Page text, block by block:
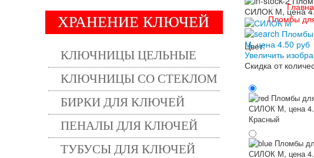
ХРАНЕНИЕ КЛЮЧЕЙ
КЛЮЧНИЦЫ ЦЕЛЬНЫЕ
КЛЮЧНИЦЫ СО СТЕКЛОМ
БИРКИ ДЛЯ КЛЮЧЕЙ
ПЕНАЛЫ ДЛЯ КЛЮЧЕЙ
ТУБУСЫ ДЛЯ КЛЮЧЕЙ
Пломбы
Увеличить
Скидка от
Цвет:
Красный